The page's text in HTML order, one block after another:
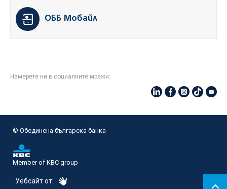
ОББ Мобайл
Намерете ни в социалните мрежи:
© Oбединена българска банка
Member of KBC group
Уебсайт от: eDesign